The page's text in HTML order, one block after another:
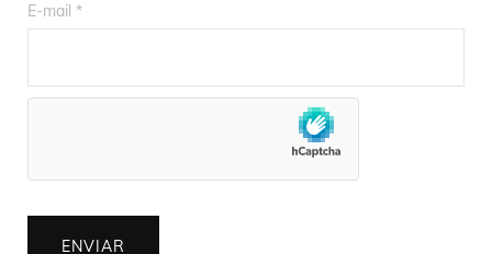
E-mail *